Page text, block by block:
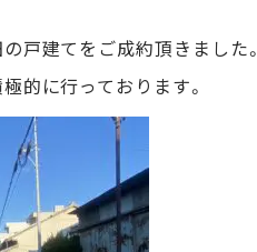
戸建てをご成約頂きました。
的に行っております。